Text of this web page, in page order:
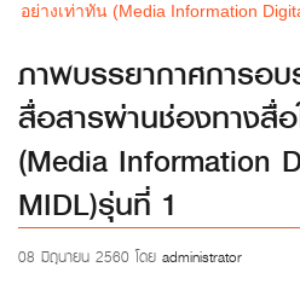
อย่างเท่าทัน (Media Information
ภาพบรรยากาศการอ
สื่อสารผ่านช่องทางสื่อ
(Media Information
MIDL)รุ่นที่ 1
08 มิถุนายน 2560 โดย administrator